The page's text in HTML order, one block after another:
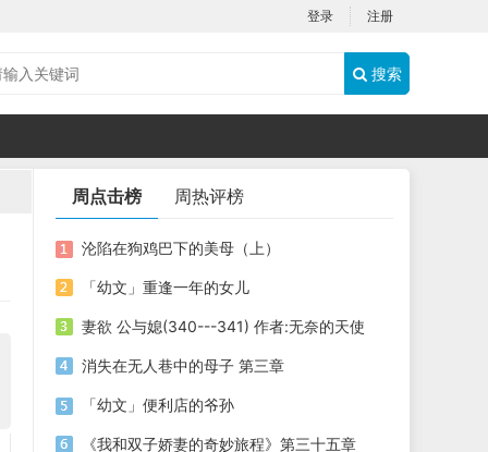
登录 注册
搜索
周点击榜 周热评榜
沦陷在狗鸡巴下的美母（上）
「幼文」重逢一年的女儿
妻欲 公与媳(340---341) 作者:无奈的天使
消失在无人巷中的母子 第三章
「幼文」便利店的爷孙
《我和双子娇妻的奇妙旅程》第三十五章